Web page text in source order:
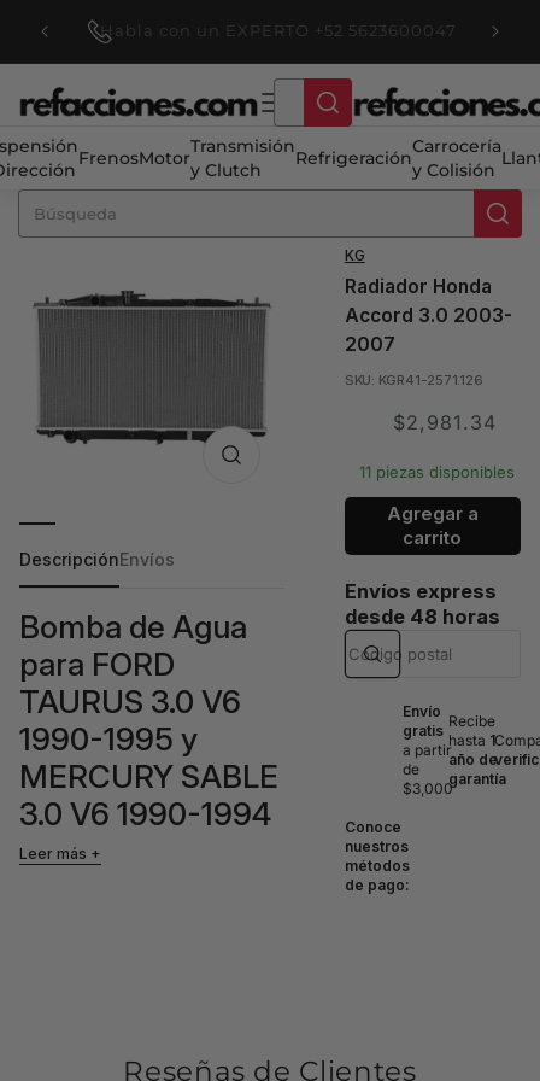
directamente
al contenido
Habla con un EXPERTO +52 5623600047
FrenosMotor
Transmisión
y Clutch
Refrigeración
Carrocería
y Colisión
DescripciónEnvíos
Bomba de Agua
para FORD
TAURUS 3.0 V6
1990-1995 y
MERCURY SABLE
3.0 V6 1990-1994
Esta bomba de agua es una pieza
Compatibilidades:
Leer más
KG
Radiador Honda
Accord 3.0 2003-
2007
SKU: KGR41-2571.126
Translation
$2,981.34
11 piezas disponibles
Agregar a
carrito
Envíos express
desde 48 horas
Envío
gratis
a partir
de
$3,000
Recibe
hasta 1
año de
garantía
Conoce
nuestros
métodos
de pago:
Reseñas de Clientes